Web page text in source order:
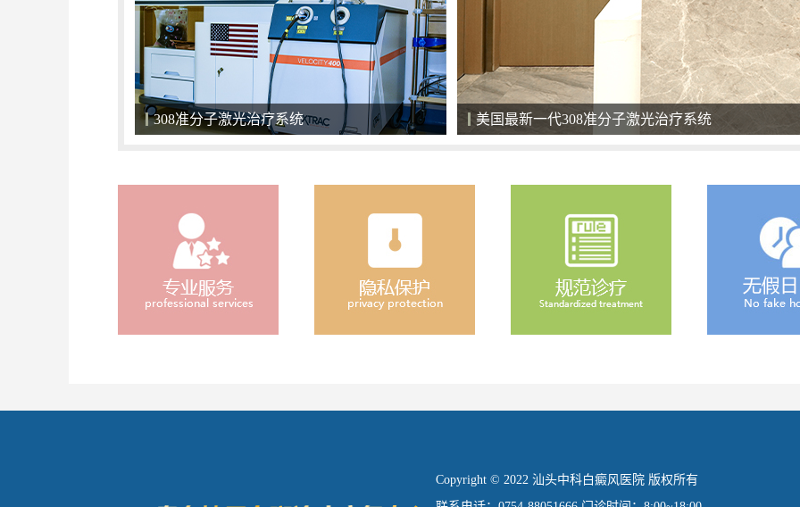
关爱儿童，小天使们不应该被区别对待 清净的住院环境，给患者舒心恢复的空间
Copyright © 2022 汕头中科白癜风医院 版权所有